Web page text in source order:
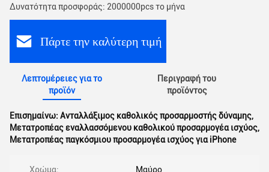
Δυνατότητα προσφοράς: 2000000pcs το μήνα
Πάρτε την καλύτερη τιμή
Λεπτομέρειες για το
προϊόν
Περιγραφή του
προϊόντος
Επισημαίνω: Ανταλλάξιμος καθολικός προσαρμοστής δύναμης,
Μετατροπέας εναλλασσόμενου καθολικού προσαρμογέα ισχύος,
Μετατροπέας παγκόσμιου προσαρμογέα ισχύος για iPhone
Χρώμα: Μαύρο